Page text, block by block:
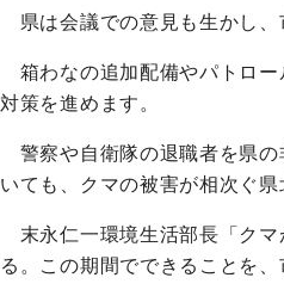
県は会議での意見も生かし、
箱わなの追加配備やパトロー
対策を進めます。
警察や自衛隊の退職者を県の
いても、クマの被害が相次ぐ県
末永仁一環境生活部長「クマ
る。この期間でできることを